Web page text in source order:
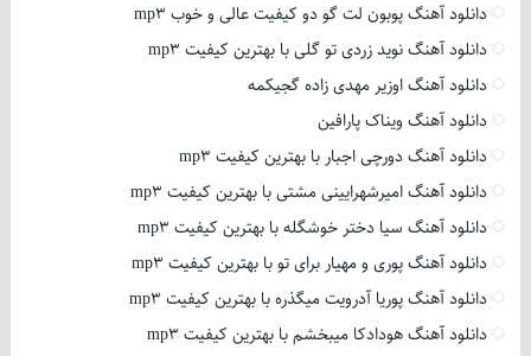
دانلود آهنگ پوبون لت گو دو کیفیت عالی و خوب mp3
دانلود آهنگ نوید زردی تو گلی با بهترین کیفیت mp3
دانلود آهنگ اوزیر مهدی زاده گجیکمه
دانلود آهنگ ویناک پارافین
دانلود آهنگ دورچی اجبار با بهترین کیفیت mp3
دانلود آهنگ امیرشهرایینی مشتی با بهترین کیفیت mp3
دانلود آهنگ سیا دختر خوشگله با بهترین کیفیت mp3
دانلود آهنگ پوری و مهیار برای تو با بهترین کیفیت mp3
دانلود آهنگ پوریا آدرویت میگذره با بهترین کیفیت mp3
دانلود آهنگ هودادکا میبخشم با بهترین کیفیت mp3